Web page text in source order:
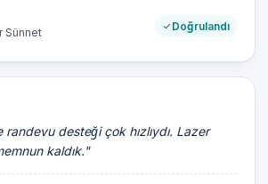
Sünnet Doğrulandı
desteği çok hızlıydı. Lazer
kaldık."